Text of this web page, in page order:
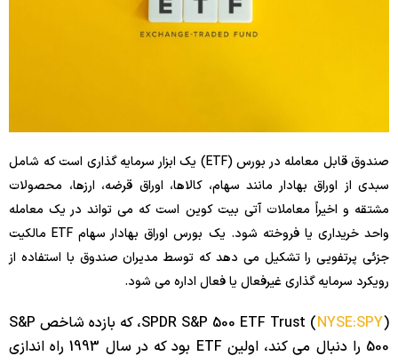
صندوق قابل معامله در بورس (ETF) یک ابزار سرمایه گذاری است که شامل
سبدی از اوراق بهادار مانند سهام، کالاها، اوراق قرضه، ارزها، محصولات
مشتقه و اخیراً معاملات آتی بیت کوین است که می تواند در یک معامله
واحد خریداری یا فروخته شود. یک بورس اوراق بهادار سهام ETF مالکیت
جزئی پرتفویی را تشکیل می دهد که توسط مدیران صندوق با استفاده از
رویکرد سرمایه گذاری غیرفعال یا فعال اداره می شود.
SPDR S&P 500 ETF Trust (NYSE:SPY
)، که بازده شاخص S&P
500 را دنبال می کند، اولین ETF بود که در سال 1993 راه اندازی